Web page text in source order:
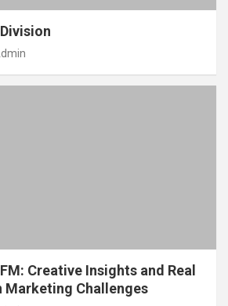
Creative Insights and Real
Marketing Challenges